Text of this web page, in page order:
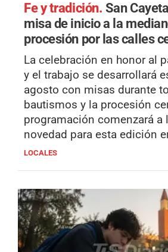
Fe y tradición. San
misa de inicio a la
procesión por las calles
La celebración en honor al
y el trabajo se desarrollará
agosto con misas durante
bautismos y la procesión
programación comenzará a
novedad para esta edición
LOCALES